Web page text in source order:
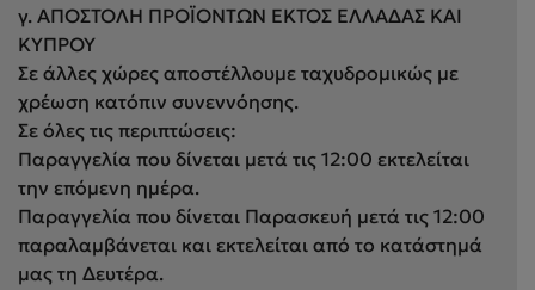
γ. ΑΠΟΣΤΟΛΗ ΠΡΟΪΟΝΤΩΝ ΕΚΤΟΣ ΕΛΛΑΔΑΣ ΚΑΙ
ΚΥΠΡΟΥ
Σε άλλες χώρες αποστέλλουμε ταχυδρομικώς με
χρέωση κατόπιν συνεννόησης.
Σε όλες τις περιπτώσεις:
Παραγγελία που δίνεται μετά τις 12:00 εκτελείται
την επόμενη ημέρα.
Παραγγελία που δίνεται Παρασκευή μετά τις 12:00
παραλαμβάνεται και εκτελείται από το κατάστημά
μας τη Δευτέρα.